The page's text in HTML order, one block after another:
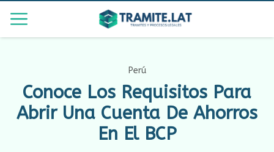
Perú
Conoce Los Requisitos Para
Abrir Una Cuenta De Ahorros
En El BCP